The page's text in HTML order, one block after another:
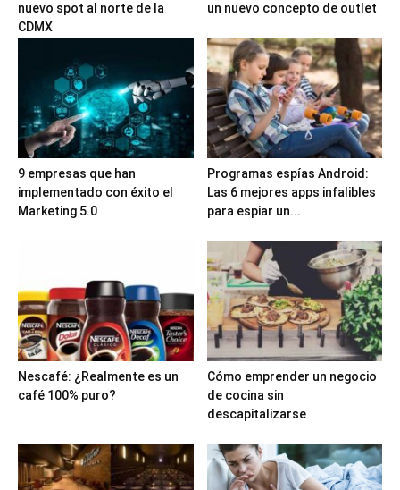
nuevo spot al norte de la
CDMX
un nuevo concepto de outlet
9 empresas que han
implementado con éxito el
Marketing 5.0
Programas espías Android:
Las 6 mejores apps infalibles
para espiar un...
Nescafé: ¿Realmente es un
café 100% puro?
Cómo emprender un negocio
de cocina sin
descapitalizarse